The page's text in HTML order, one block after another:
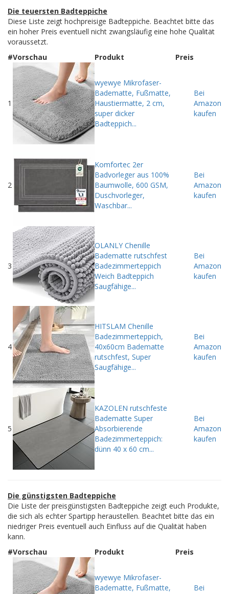
Die teuersten Badteppiche
Diese Liste zeigt hochpreisige Badteppiche. Beachtet bitte das
ein hoher Preis eventuell nicht zwangsläufig eine hohe Qualität
voraussetzt.
#Vorschau Produkt Preis
1
wyewye Mikrofaser-
Badematte, Fußmatte,
Haustiermatte, 2 cm,
super dicker
Badteppich...
Bei
Amazon
kaufen
2
Komfortec 2er
Badvorleger aus 100%
Baumwolle, 600 GSM,
Duschvorleger,
Waschbar...
Bei
Amazon
kaufen
3
OLANLY Chenille
Badematte rutschfest
Badezimmerteppich
Weich Badteppich
Saugfähige...
Bei
Amazon
kaufen
4
HITSLAM Chenille
Badezimmerteppich,
40x60cm Badematte
rutschfest, Super
Saugfähige...
Bei
Amazon
kaufen
5
KAZOLEN rutschfeste
Badematte Super
Absorbierende
Badezimmerteppich:
dünn 40 x 60 cm...
Bei
Amazon
kaufen
Die günstigsten Badteppiche
Die Liste der preisgünstigsten Badteppiche zeigt euch Produkte,
die sich als echter Spartipp heraustellen. Beachtet bitte das ein
niedriger Preis eventuell auch Einfluss auf die Qualität haben
kann.
#Vorschau Produkt Preis
wyewye Mikrofaser-
Badematte, Fußmatte,
Bei